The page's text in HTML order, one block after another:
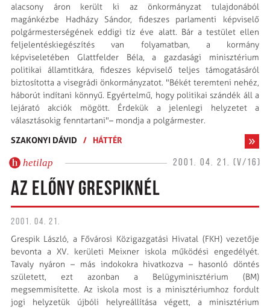
alacsony áron került ki az önkormányzat tulajdonából
magánkézbe Hadházy Sándor, fideszes parlamenti képviselő
polgármesterségének eddigi tíz éve alatt. Bár a testület ellen
feljelentéskiegészítés van folyamatban, a kormány
képviseletében Glattfelder Béla, a gazdasági minisztérium
politikai államtitkára, fideszes képviselő teljes támogatásáról
biztosította a visegrádi önkormányzatot. "Békét teremteni nehéz,
háborút indítani könnyű. Egyértelmű, hogy politikai szándék áll a
lejárató akciók mögött. Érdekük a jelenlegi helyzetet a
választásokig fenntartani"– mondja a polgármester.
SZAKONYI DÁVID
/ HÁTTÉR
hetilap 2001. 04. 21. (V/16)
AZ ELŐNY GRESPIKNÉL
2001. 04. 21.
Grespik László, a Fővárosi Közigazgatási Hivatal (FKH) vezetője
bevonta a XV. kerületi Meixner iskola működési engedélyét.
Tavaly nyáron – más indokokra hivatkozva – hasonló döntés
született, ezt azonban a Belügyminisztérium (BM)
megsemmisítette. Az iskola most is a minisztériumhoz fordult
jogi helyzetük újbóli helyreállítása végett, a minisztérium